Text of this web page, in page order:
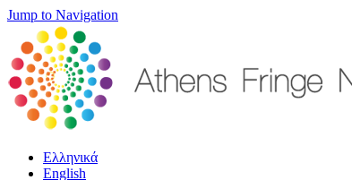
Jump to Navigation
Ελληνικά
English